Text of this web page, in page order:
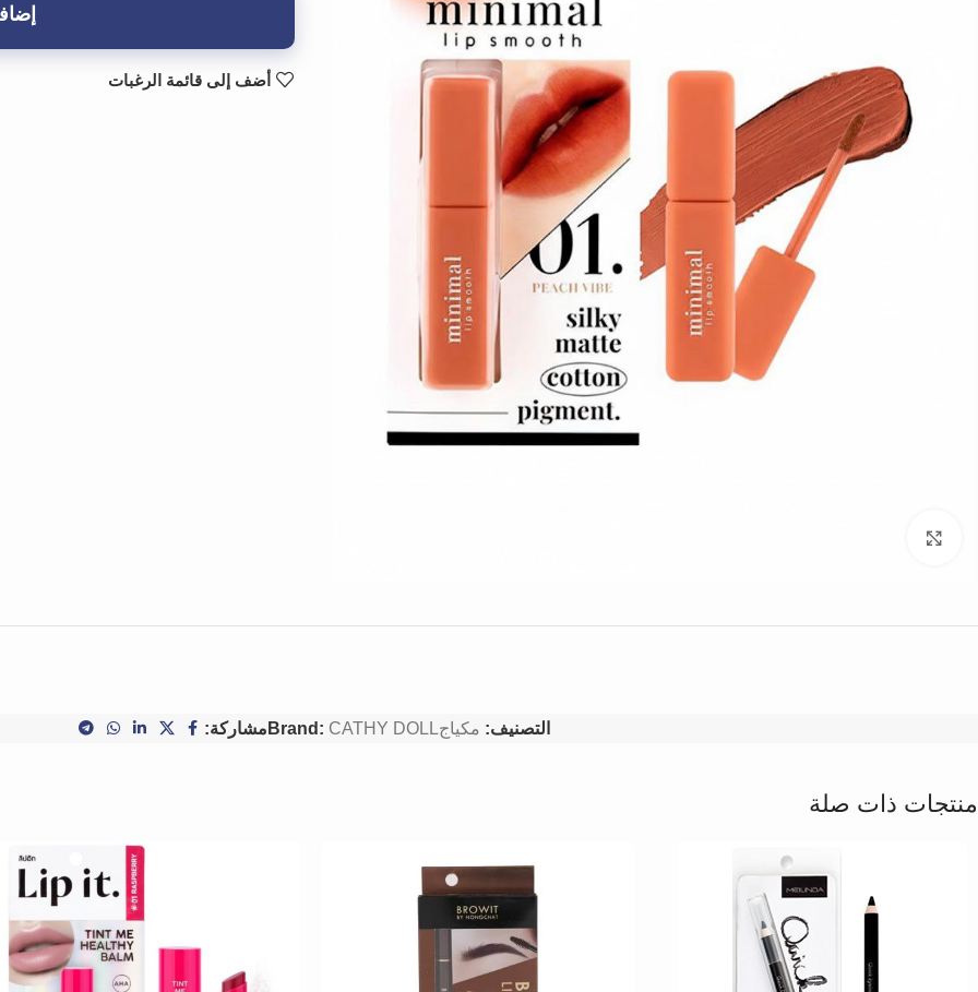
أضف إلى قائمة الرغبات
التصنيف: مكياج Brand: CATHY DOLL مشاركة:
منتجات ذات صلة